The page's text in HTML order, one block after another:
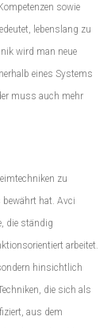
sowie
lebenslang zu
wird man neue
eines Systems
muss auch mehr
zu
hat. Avci
die ständig
arbeitet.
hinsichtlich
die sich als
aus dem